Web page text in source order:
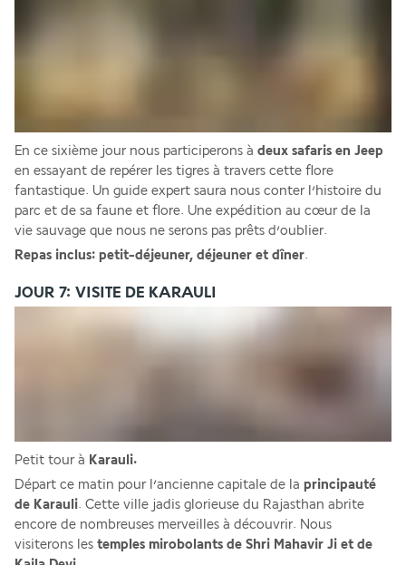
En ce sixième jour nous participerons à deux safaris en Jeep
en essayant de repérer les tigres à travers cette flore
fantastique. Un guide expert saura nous conter l’histoire du
parc et de sa faune et flore. Une expédition au cœur de la
vie sauvage que nous ne serons pas prêts d’oublier.
Repas inclus: petit-déjeuner, déjeuner et dîner.
JOUR 7: VISITE DE KARAULI
Petit tour à Karauli.
Départ ce matin pour l’ancienne capitale de la principauté
de Karauli. Cette ville jadis glorieuse du Rajasthan abrite
encore de nombreuses merveilles à découvrir. Nous
visiterons les temples mirobolants de Shri Mahavir Ji et de